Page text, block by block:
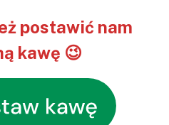
postawić nam
kawę 😉